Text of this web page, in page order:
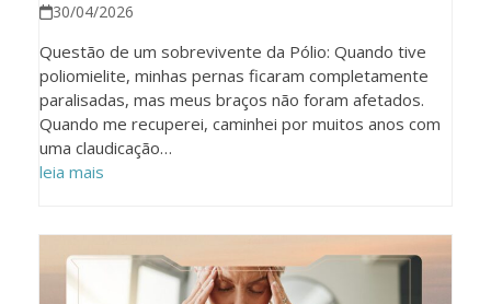
30/04/2026
Questão de um sobrevivente da Pólio: Quando tive
poliomielite, minhas pernas ficaram completamente
paralisadas, mas meus braços não foram afetados.
Quando me recuperei, caminhei por muitos anos com
uma claudicação…
leia mais